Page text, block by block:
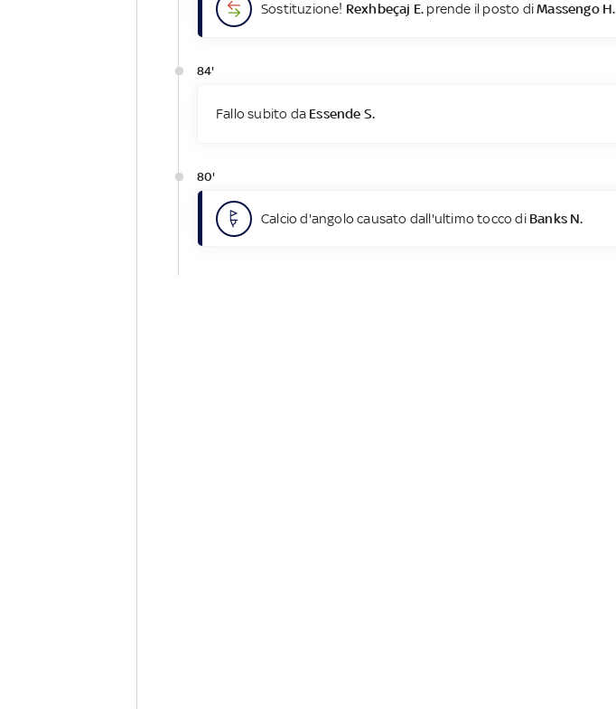
Sostituzione! Rexhbeçaj E. prende il posto diMassengo H.
84'
Fallo subito da Essende S.
80'
Calcio d'angolo causato dall'ultimo tocco di Banks N.